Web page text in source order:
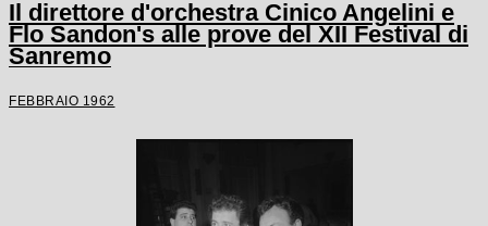
Il direttore d'orchestra Cinico Angelini e
Flo Sandon's alle prove del XII Festival di
Sanremo
FEBBRAIO 1962